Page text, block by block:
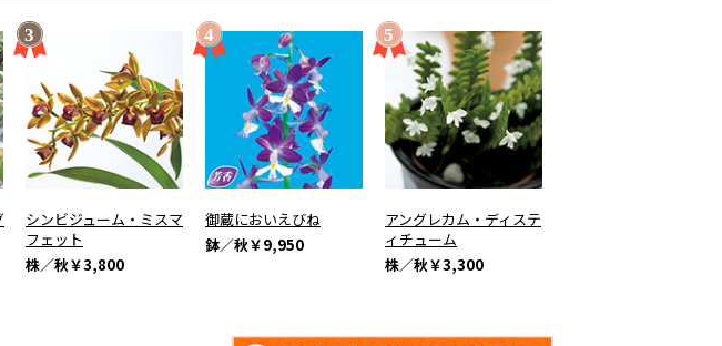
シンビジューム・ミスマ
フェット
株／秋￥3,800
御蔵においえびね
鉢／秋￥9,950
アングレカム・ディステ
ィチューム
株／秋￥3,300